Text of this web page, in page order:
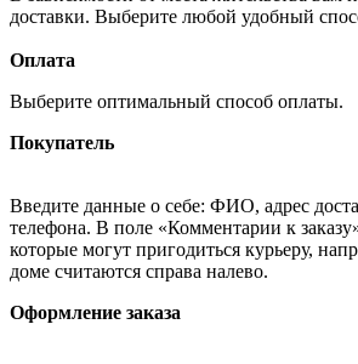
доставки. Выберите любой удобный
Оплата
Выберите оптимальный способ оплаты.
Покупатель
Введите данные о себе: ФИО, адрес
телефона. В поле «Комментарии к
которые могут пригодиться курьеру,
доме считаются справа налево.
Оформление заказа